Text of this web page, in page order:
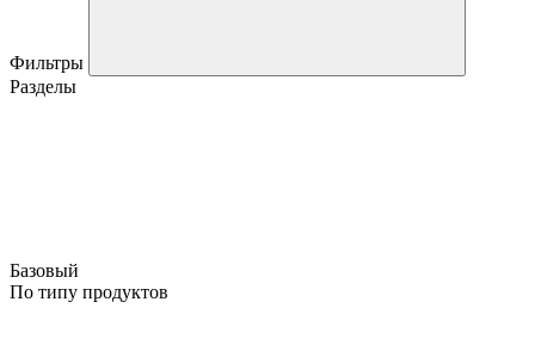
Фильтры
Разделы
Базовый
По типу продуктов